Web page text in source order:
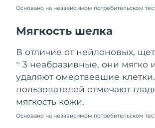
Основано на независимом потребительском
Мягкость шелка
В отличие от нейлоновых,
TM
3 неабразивные, они мягко
удаляют омертвевшие
пользователей отмечают
мягкость кожи.
Основано на независимом потребительском
Румыния
Россия
Саудовская Аравия